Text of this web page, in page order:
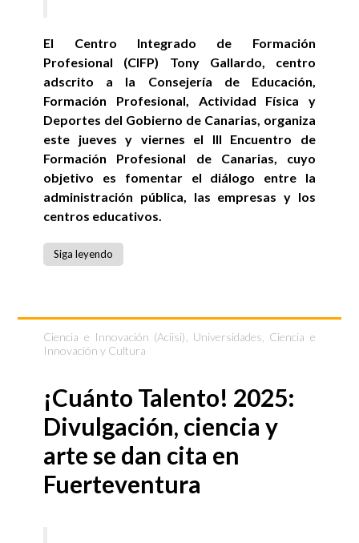
El Centro Integrado de Formación
Profesional (CIFP) Tony Gallardo, centro
adscrito a la Consejería de Educación,
Formación Profesional, Actividad Física y
Deportes del Gobierno de Canarias, organiza
este jueves y viernes el III Encuentro de
Formación Profesional de Canarias, cuyo
objetivo es fomentar el diálogo entre la
administración pública, las empresas y los
centros educativos.
Siga leyendo
Ciencia e Innovación (Aciisi)
Universidades, Ciencia e
Innovación y Cultura
¡Cuánto Talento! 2025:
Divulgación, ciencia y
arte se dan cita en
Fuerteventura